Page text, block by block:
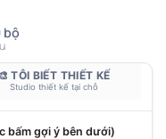
bộ
TÔI BIẾT THIẾT KẾ
Studio thiết kế tại chỗ
bấm gợi ý bên dưới)